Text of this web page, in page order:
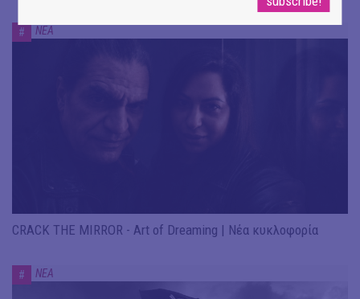
# ΝΕΑ
CRACK THE MIRROR - Art of Dreaming | Νέα κυκλοφορία
# ΝΕΑ